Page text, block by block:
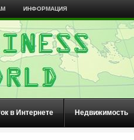
ИНФОРМАЦИЯ
в Интернете Недвижимость